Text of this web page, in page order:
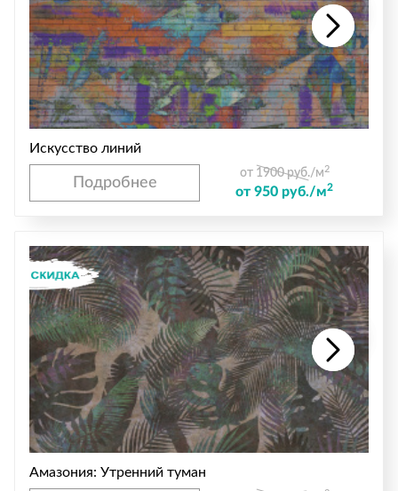
Искусство линий
Подробнее
от 1900 руб./м 2
от 950 руб./м2
Амазония: Утренний туман